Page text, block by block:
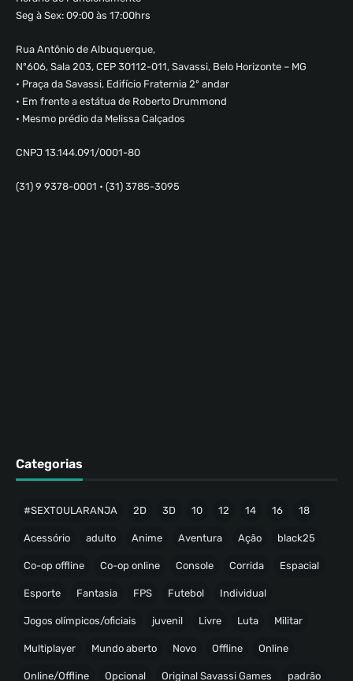
Seg à Sex: 09:00 às 17:00hrs
Rua Antônio de Albuquerque,
Nº606, Sala 203, CEP 30112-011, Savassi, Belo Horizonte – MG
• Praça da Savassi, Edifício Fraternia 2º andar
• Em frente a estátua de Roberto Drummond
• Mesmo prédio da Melissa Calçados
CNPJ 13.144.091/0001-80
(31) 9 9378-0001 • (31) 3785-3095
Categorias
#SEXTOULARANJA 2D 3D 10 12 14 16 18
Acessório adulto Anime Aventura Ação black25
Co-op offline Co-op online Console Corrida Espacial
Esporte Fantasia FPS Futebol Individual
Jogos olímpicos/oficiais juvenil Livre Luta Militar
Multiplayer Mundo aberto Novo Offline Online
Online/Offline Opcional Original Savassi Games padrão